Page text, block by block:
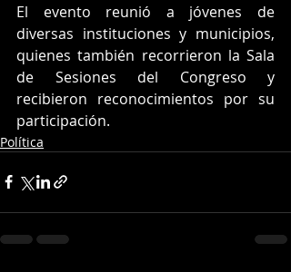
El evento reunió a jóvenes de
diversas instituciones y municipios,
quienes también recorrieron la Sala
de Sesiones del Congreso y
recibieron reconocimientos por su
participación.
Política